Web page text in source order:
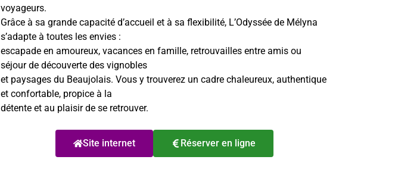
voyageurs.
Grâce à sa grande capacité d’accueil et à sa flexibilité, L’Odyssée de Mélyna
s’adapte à toutes les envies :
escapade en amoureux, vacances en famille, retrouvailles entre amis ou
séjour de découverte des vignobles
et paysages du Beaujolais. Vous y trouverez un cadre chaleureux, authentique
et confortable, propice à la
détente et au plaisir de se retrouver.
Site internet Réserver en ligne